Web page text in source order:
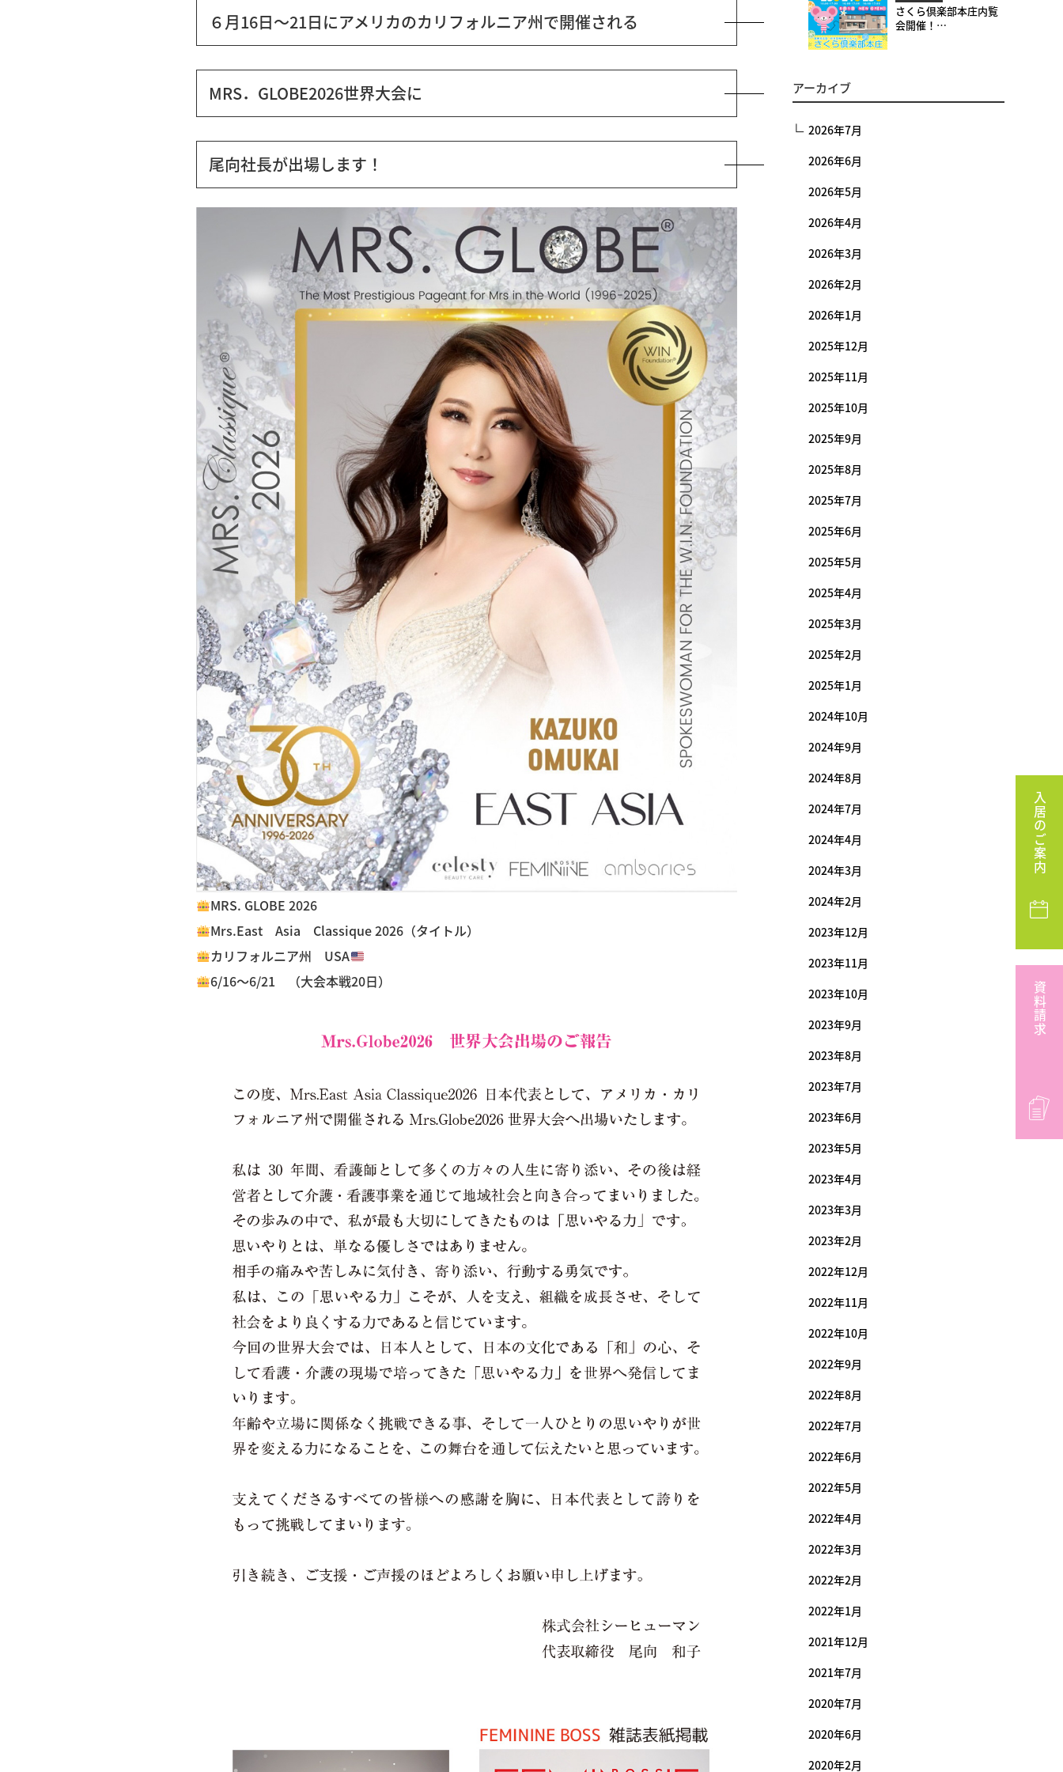
入居のご案内
資料請求
６月16日〜21日にアメリカのカリフォルニア州で開催される
MRS．GLOBE2026世界大会に
尾向社長が出場します！
MRS. GLOBE 2026
Mrs.East Asia Classique 2026（タイトル）
カリフォルニア州 USA
6/16～6/21 （大会本戦20日）
さくら倶楽部本庄内覧
会開催！
アーカイブ
2026年7月
2026年6月
2026年5月
2026年4月
2026年3月
2026年2月
2026年1月
2025年12月
2025年11月
2025年10月
2025年9月
2025年8月
2025年7月
2025年6月
2025年5月
2025年4月
2025年3月
2025年2月
2025年1月
2024年10月
2024年9月
2024年8月
2024年7月
2024年4月
2024年3月
2024年2月
2023年12月
2023年11月
2023年10月
2023年9月
2023年8月
2023年7月
2023年6月
2023年5月
2023年4月
2023年3月
2023年2月
2022年12月
2022年11月
2022年10月
2022年9月
2022年8月
2022年7月
2022年6月
2022年5月
2022年4月
2022年3月
2022年2月
2022年1月
2021年12月
2021年7月
2020年7月
2020年6月
2020年2月